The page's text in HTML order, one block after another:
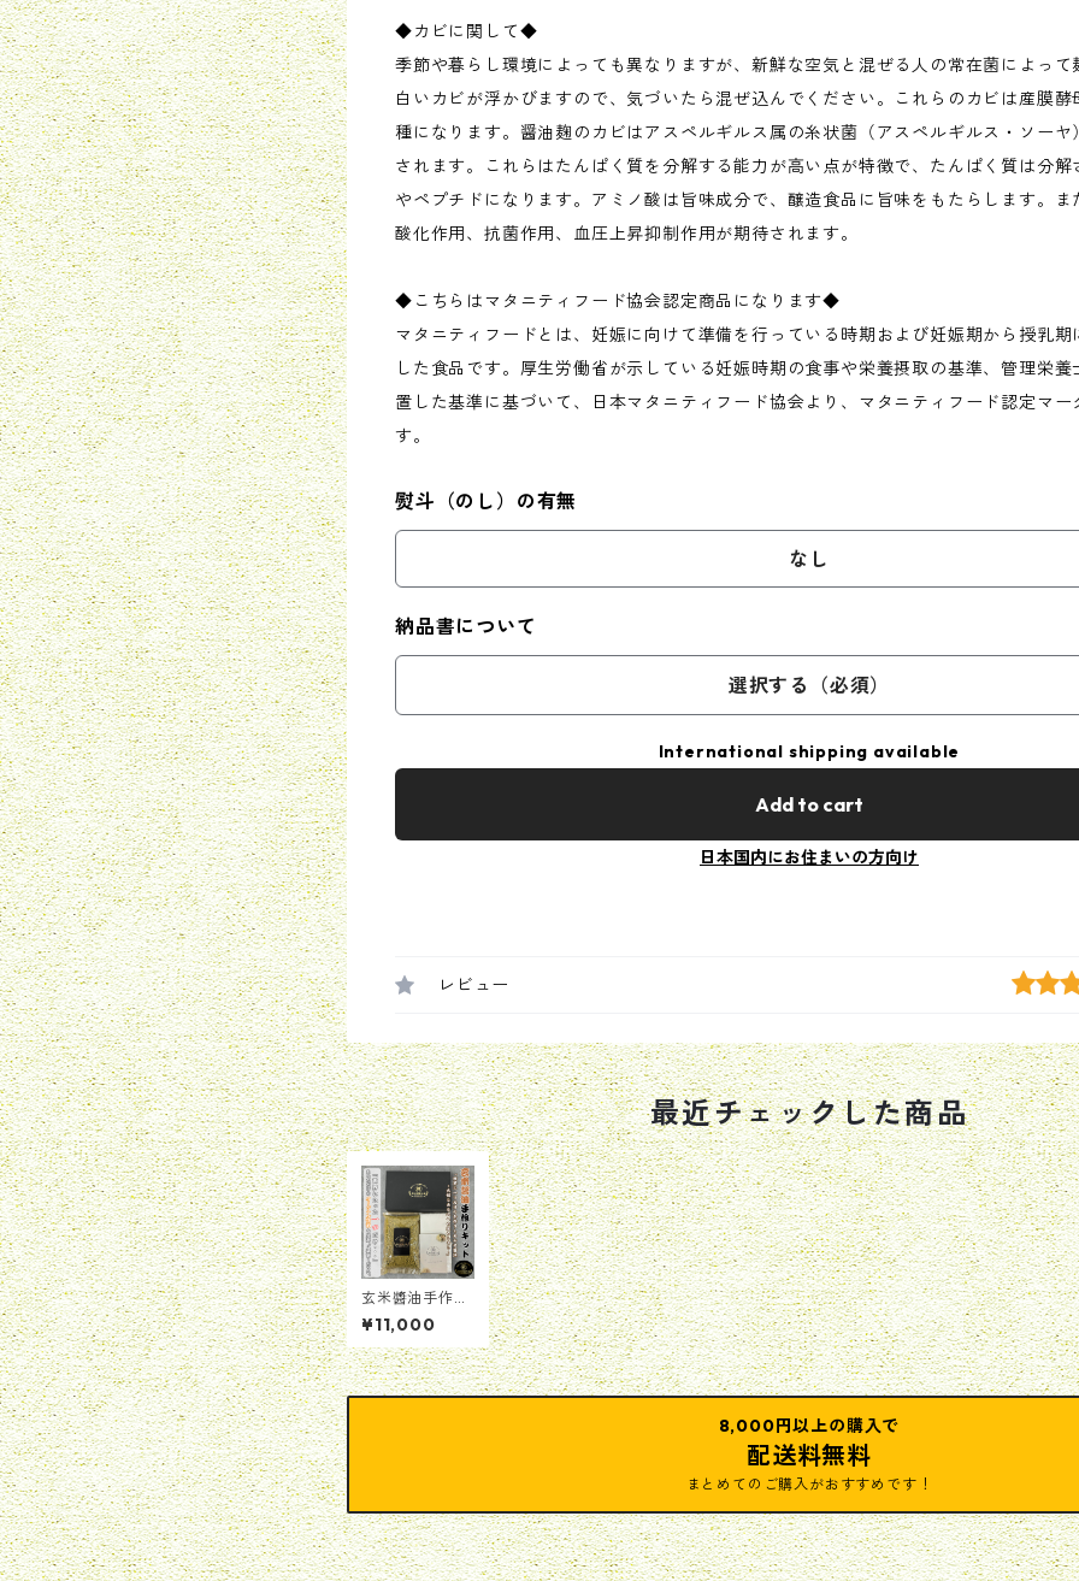
◆カビに関して◆
季節や暮らし環境によっても異なりますが、新鮮な空気と混ぜる人の常在菌によって
白いカビが浮かびますので、気づいたら混ぜ込んでください。これらのカビは産膜
種になります。醤油麹のカビはアスペルギルス属の糸状菌（アスペルギルス・ソーヤ
されます。これらはたんぱく質を分解する能力が高い点が特徴で、たんぱく質は分
やペプチドになります。アミノ酸は旨味成分で、醸造食品に旨味をもたらします。
酸化作用、抗菌作用、血圧上昇抑制作用が期待されます。
◆こちらはマタニティフード協会認定商品になります◆
マタニティフードとは、妊娠に向けて準備を行っている時期および妊娠期から授乳
した食品です。厚生労働省が示している妊娠時期の食事や栄養摂取の基準、管理栄
置した基準に基づいて、日本マタニティフード協会より、マタニティフード認定マー
す。
熨斗（のし）の有無
なし
納品書について
選択する（必須）
International shipping available
Add to cart
日本国内にお住まいの方向け
レビュー
最近チェックした商品
玄米醬油手作り
キット「世界に
一つだけの手作
りしあわせ醤油
～大切なあなた
への愛のしるし
¥11,000
8,000円以上の購入で
配送料無料
まとめてのご購入がおすすめです！